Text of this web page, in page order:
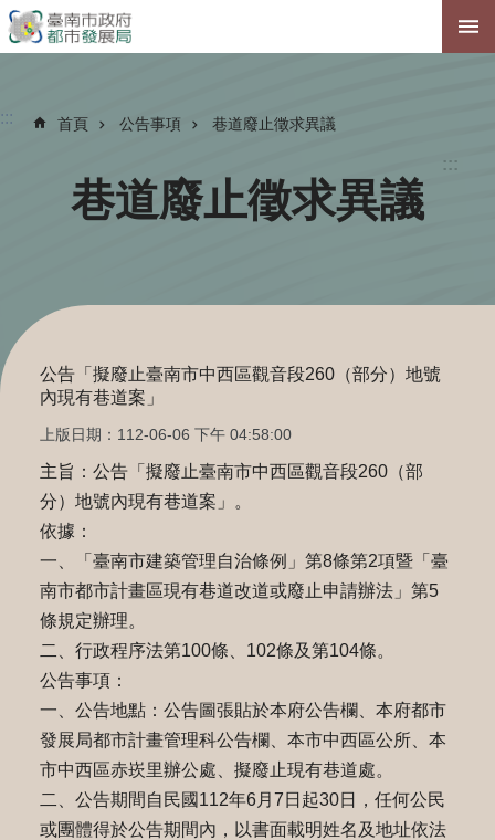
跳到主要內容區塊
:::
::: 首頁 公告事項 巷道廢止徵求異議
巷道廢止徵求異議
公告「擬廢止臺南市中西區觀音段260（部分）地號
內現有巷道案」
上版日期：112-06-06 下午 04:58:00
主旨：公告「擬廢止臺南市中西區觀音段260（部
分）地號內現有巷道案」。
依據：
一、「臺南市建築管理自治條例」第8條第2項暨「臺
南市都市計畫區現有巷道改道或廢止申請辦法」第5
條規定辦理。
二、行政程序法第100條、102條及第104條。
公告事項：
一、公告地點：公告圖張貼於本府公告欄、本府都市
發展局都市計畫管理科公告欄、本市中西區公所、本
市中西區赤崁里辦公處、擬廢止現有巷道處。
二、公告期間自民國112年6月7日起30日，任何公民
或團體得於公告期間內，以書面載明姓名及地址依法